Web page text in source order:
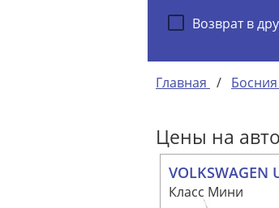
Возврат в
Главная /
Цены на
VOLKSWAGEN
Класс Мини